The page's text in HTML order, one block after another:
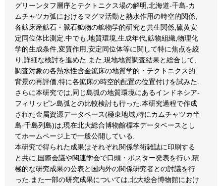
グリーンタフ層序とテクトニクス場の解明,北海道-千島-カ
ムチャツカ弧におけるマグマ活動と熱水作用の時空的関係,
各鉱床産鉱石・脈石鉱物の鉱物学的研究と共生関係,硫黄安
定同位体比測定.中でも,地質環境,生成年代,鉱物組織,物理化
学的生成条件,変質作用,安定同位体等に関して特に焦点を絞
り,詳細な検討を進めた.また,現地地質調査結果と総合して,
調査対象の各熱水性含金鉱床の地質学的・テクトニクス的
背景の再評価,特に各鉱床の時空的配置の位置付けを試みた.
さらに本研究では,同じ島弧の地質環境にあるインドネシア-
フィリッピン島弧との比較検討も行った.本研究過程で作成
された金属資源データベース(極東地域,特にカムチャツカ半
島-千島列島)は,現在北大総合博物館標本データベースとし
てホームページ上で一般公開している.
本研究で得られた成果はそれぞれ関係学術雑誌に印刷する
と共に,国際会議や関連学会で口頭・ボスター発表を行い,積
極的な研究成果の公表と国内外の関係研究者との討議を行
った.また一部の研究成果については,北大総合博物館におけ